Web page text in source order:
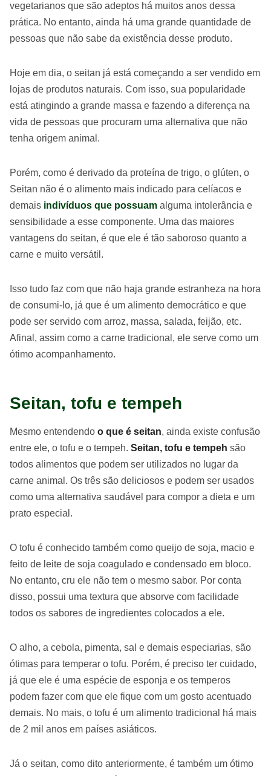
vegetarianos que são adeptos há muitos anos dessa
prática. No entanto, ainda há uma grande quantidade de
pessoas que não sabe da existência desse produto.
Hoje em dia, o seitan já está começando a ser vendido em
lojas de produtos naturais. Com isso, sua popularidade
está atingindo a grande massa e fazendo a diferença na
vida de pessoas que procuram uma alternativa que não
tenha origem animal.
Porém, como é derivado da proteína de trigo, o glúten, o
Seitan não é o alimento mais indicado para celíacos e
demais indivíduos que possuam alguma intolerância e
sensibilidade a esse componente. Uma das maiores
vantagens do seitan, é que ele é tão saboroso quanto a
carne e muito versátil.
Isso tudo faz com que não haja grande estranheza na hora
de consumi-lo, já que é um alimento democrático e que
pode ser servido com arroz, massa, salada, feijão, etc.
Afinal, assim como a carne tradicional, ele serve como um
ótimo acompanhamento.
Seitan, tofu e tempeh
Mesmo entendendo o que é seitan, ainda existe confusão
entre ele, o tofu e o tempeh. Seitan, tofu e tempeh são
todos alimentos que podem ser utilizados no lugar da
carne animal. Os três são deliciosos e podem ser usados
como uma alternativa saudável para compor a dieta e um
prato especial.
O tofu é conhecido também como queijo de soja, macio e
feito de leite de soja coagulado e condensado em bloco.
No entanto, cru ele não tem o mesmo sabor. Por conta
disso, possui uma textura que absorve com facilidade
todos os sabores de ingredientes colocados a ele.
O alho, a cebola, pimenta, sal e demais especiarias, são
ótimas para temperar o tofu. Porém, é preciso ter cuidado,
já que ele é uma espécie de esponja e os temperos
podem fazer com que ele fique com um gosto acentuado
demais. No mais, o tofu é um alimento tradicional há mais
de 2 mil anos em países asiáticos.
Já o seitan, como dito anteriormente, é também um ótimo